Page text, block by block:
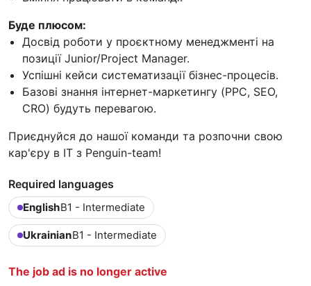
Буде плюсом:
Досвід роботи у проєктному менеджменті на
позиції Junior/Project Manager.
Успішні кейси систематизації бізнес-процесів.
Базові знання інтернет-маркетингу (PPC, SEO,
CRO) будуть перевагою.
Приєднуйся до нашої команди та розпочни свою
кар'єру в IT з Penguin-team!
Required languages
EnglishB1 - Intermediate
UkrainianB1 - Intermediate
The job ad is no longer active